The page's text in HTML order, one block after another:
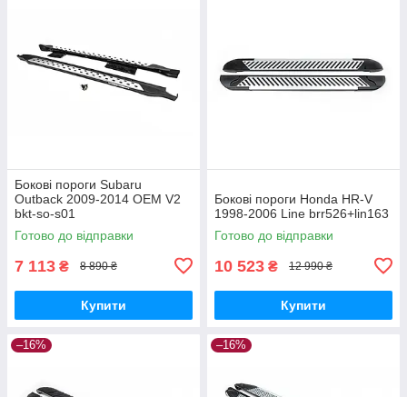
Бокові пороги Subaru
Outback 2009-2014 OEM V2
bkt-so-s01
Готово до відправки
7 113 ₴ 8 890 ₴
Купити
Бокові пороги Honda HR-V
1998-2006 Line brr526+lin163
Готово до відправки
10 523 ₴ 12 990 ₴
Купити
–16% –16%